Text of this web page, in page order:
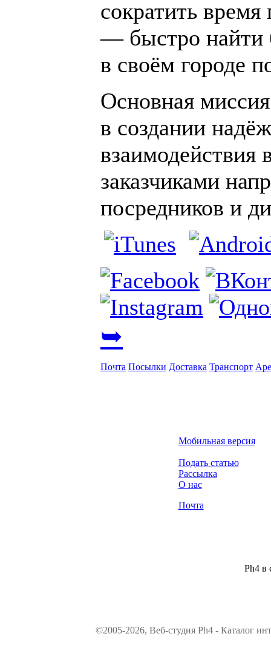
сократить время
— быстро найти
в своём городе
Основная
в создании
взаимодействия
заказчиками
посредников и
➥
Почта Посылки Доставка Транспорт
Мобильная версия
Подать статью
Рассылка
О нас
Почта
Ph4 в
©2005-2026, Веб-студия Ph4 - Каталог